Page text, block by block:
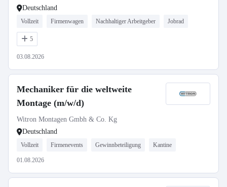
Deutschland
Vollzeit Firmenwagen Nachhaltiger Arbeitgeber Jobrad
5
03.08.2026
Mechaniker für die weltweite
Montage (m/w/d)
Witron Montagen Gmbh & Co. Kg
Deutschland
Vollzeit Firmenevents Gewinnbeteiligung Kantine
01.08.2026